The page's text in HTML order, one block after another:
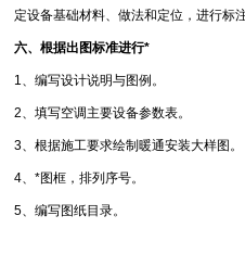
定设备基础材料、做法和定位，进行标
六、根据出图标准进行*
1、编写设计说明与图例。
2、填写空调主要设备参数表。
3、根据施工要求绘制暖通安装大样图。
4、*图框，排列序号。
5、编写图纸目录。